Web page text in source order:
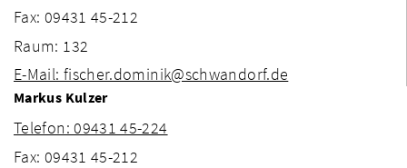
Fax: 09431 45-212
Raum: 132
E-Mail: fischer.dominik@schwandorf.de
Markus Kulzer
Telefon: 09431 45-224
Fax: 09431 45-212